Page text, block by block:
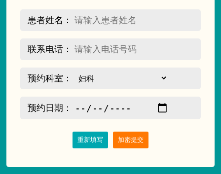
患者姓名：
联系电话：
预约科室：
预约日期：
重新填写 加密提交